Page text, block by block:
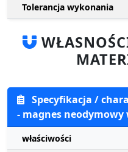
Tolerancja wykonania
Specyfikacja /
- magnes neodymowy
właściwości